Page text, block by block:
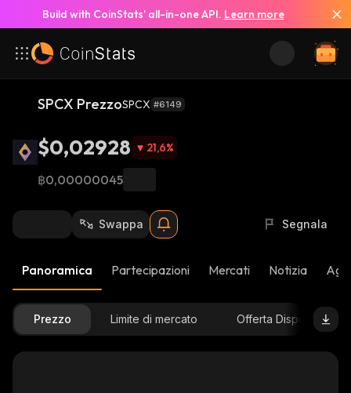
Build with CoinStats’ all-in-one API. Learn more
SPCX PrezzoSPCX #6149
$0,02928 21,6%
฿0,00000045
Swappa Segnala
Panoramica Partecipazioni Mercati Notizia
Prezzo Limite di mercato Offerta Disponibile